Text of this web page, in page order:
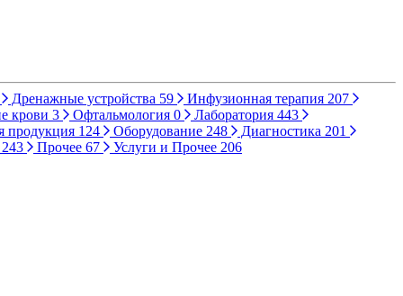
Дренажные устройства 59 Инфузионная терапия 207
крови 3 Офтальмология 0 Лаборатория 443
продукция 124 Оборудование 248 Диагностика 201
243 Прочее 67 Услуги и Прочее 206